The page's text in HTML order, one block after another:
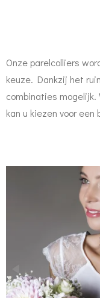
de
hoofdinhoud
Onze parelcolliers
keuze. Dankzij het
combinaties
kan u kiezen voor een